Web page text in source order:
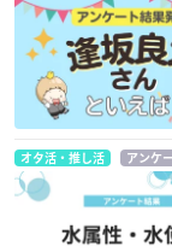
オタ活・推し活 アンケ